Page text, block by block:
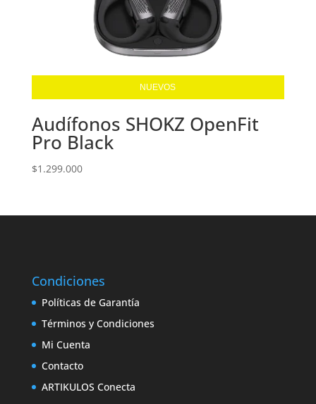
NUEVOS
Audífonos SHOKZ OpenFit
Pro Black
$1.299.000
Condiciones
Políticas de Garantía
Términos y Condiciones
Mi Cuenta
Contacto
ARTIKULOS Conecta